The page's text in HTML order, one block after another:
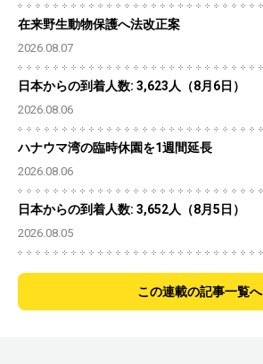
在来野生動物保護へ法改正案
2026.08.07
日本からの到着人数: 3,623人（8月6日）
2026.08.06
ハナウマ湾の臨時休園を1週間延長
2026.08.06
日本からの到着人数: 3,652人（8月5日）
2026.08.05
この連載の記事一覧へ